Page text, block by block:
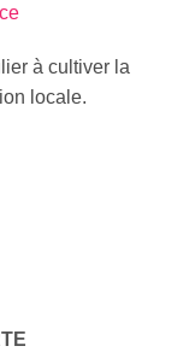
à cultiver la
locale.